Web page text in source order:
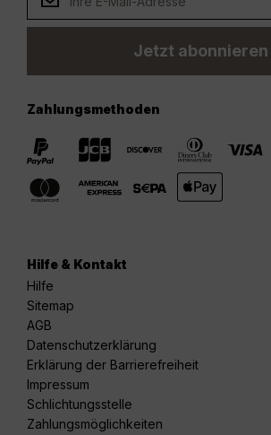
Jetzt abonnieren
Zahlungsmethoden
Hilfe & Kontakt
Hilfe
Sitemap
AGB
Datenschutzerklärung
Erklärung der Barrierefreiheit
Impressum
Schlichtungsstelle
Zahlungsmöglichkeiten